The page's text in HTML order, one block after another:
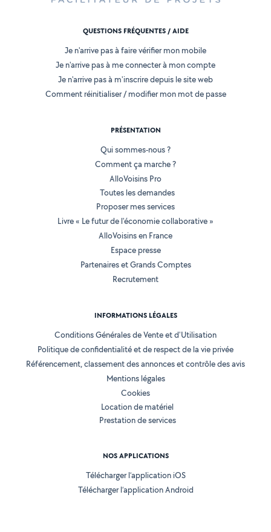
QUESTIONS FRÉQUENTES / AIDE
Je n'arrive pas à faire vérifier mon mobile
Je n'arrive pas à me connecter à mon compte
Je n'arrive pas à m'inscrire depuis le site web
Comment réinitialiser / modifier mon mot de passe
PRÉSENTATION
Qui sommes-nous ?
Comment ça marche ?
AlloVoisins Pro
Toutes les demandes
Proposer mes services
Livre « Le futur de l'économie collaborative »
AlloVoisins en France
Espace presse
Partenaires et Grands Comptes
Recrutement
INFORMATIONS LÉGALES
Conditions Générales de Vente et d'Utilisation
Politique de confidentialité et de respect de la vie privée
Référencement, classement des annonces et contrôle des avis
Mentions légales
Cookies
Location de matériel
Prestation de services
NOS APPLICATIONS
Télécharger l’application iOS
Télécharger l’application Android